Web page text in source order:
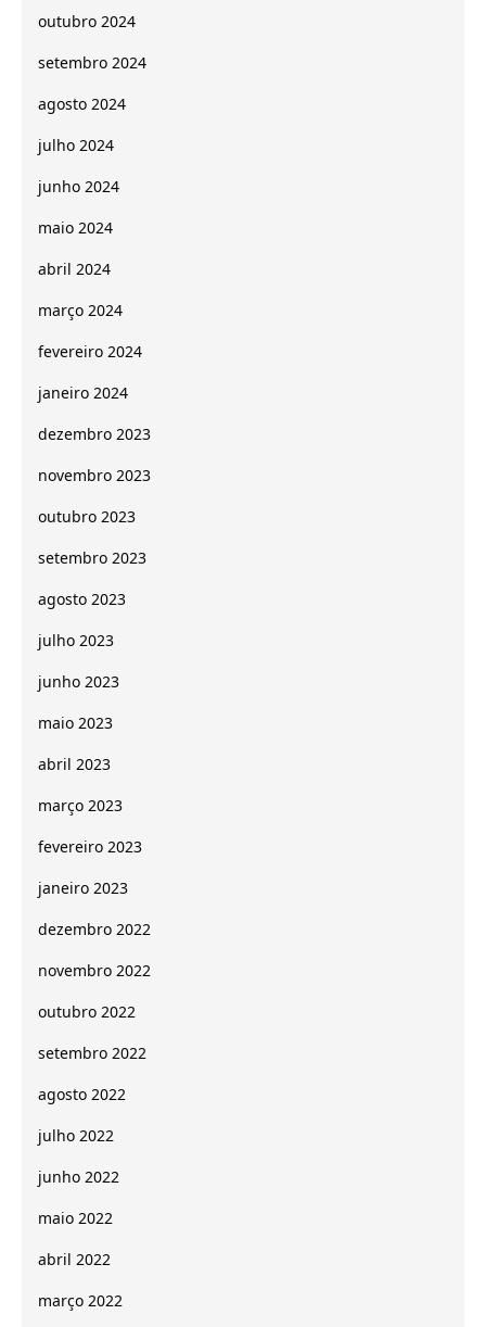
outubro 2024
setembro 2024
agosto 2024
julho 2024
junho 2024
maio 2024
abril 2024
março 2024
fevereiro 2024
janeiro 2024
dezembro 2023
novembro 2023
outubro 2023
setembro 2023
agosto 2023
julho 2023
junho 2023
maio 2023
abril 2023
março 2023
fevereiro 2023
janeiro 2023
dezembro 2022
novembro 2022
outubro 2022
setembro 2022
agosto 2022
julho 2022
junho 2022
maio 2022
abril 2022
março 2022